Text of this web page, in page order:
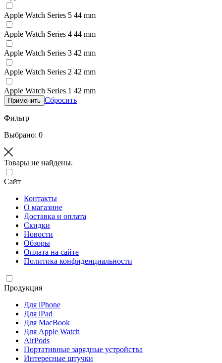
Apple Watch Series 5 44 mm
Apple Watch Series 4 44 mm
Apple Watch Series 3 42 mm
Apple Watch Series 2 42 mm
Apple Watch Series 1 42 mm
Применить Сбросить
Фильтр
Выбрано: 0
Товары не найдены.
Сайт
Контакты
О магазине
Доставка и оплата
Скидки
Новости
Обзоры
Оплата на сайте
Политика конфиденциальности
Продукция
Для iPhone
Для iPad
Для MacBook
Для Apple Watch
AirPods
Портативные зарядные устройства
Интересные штучки